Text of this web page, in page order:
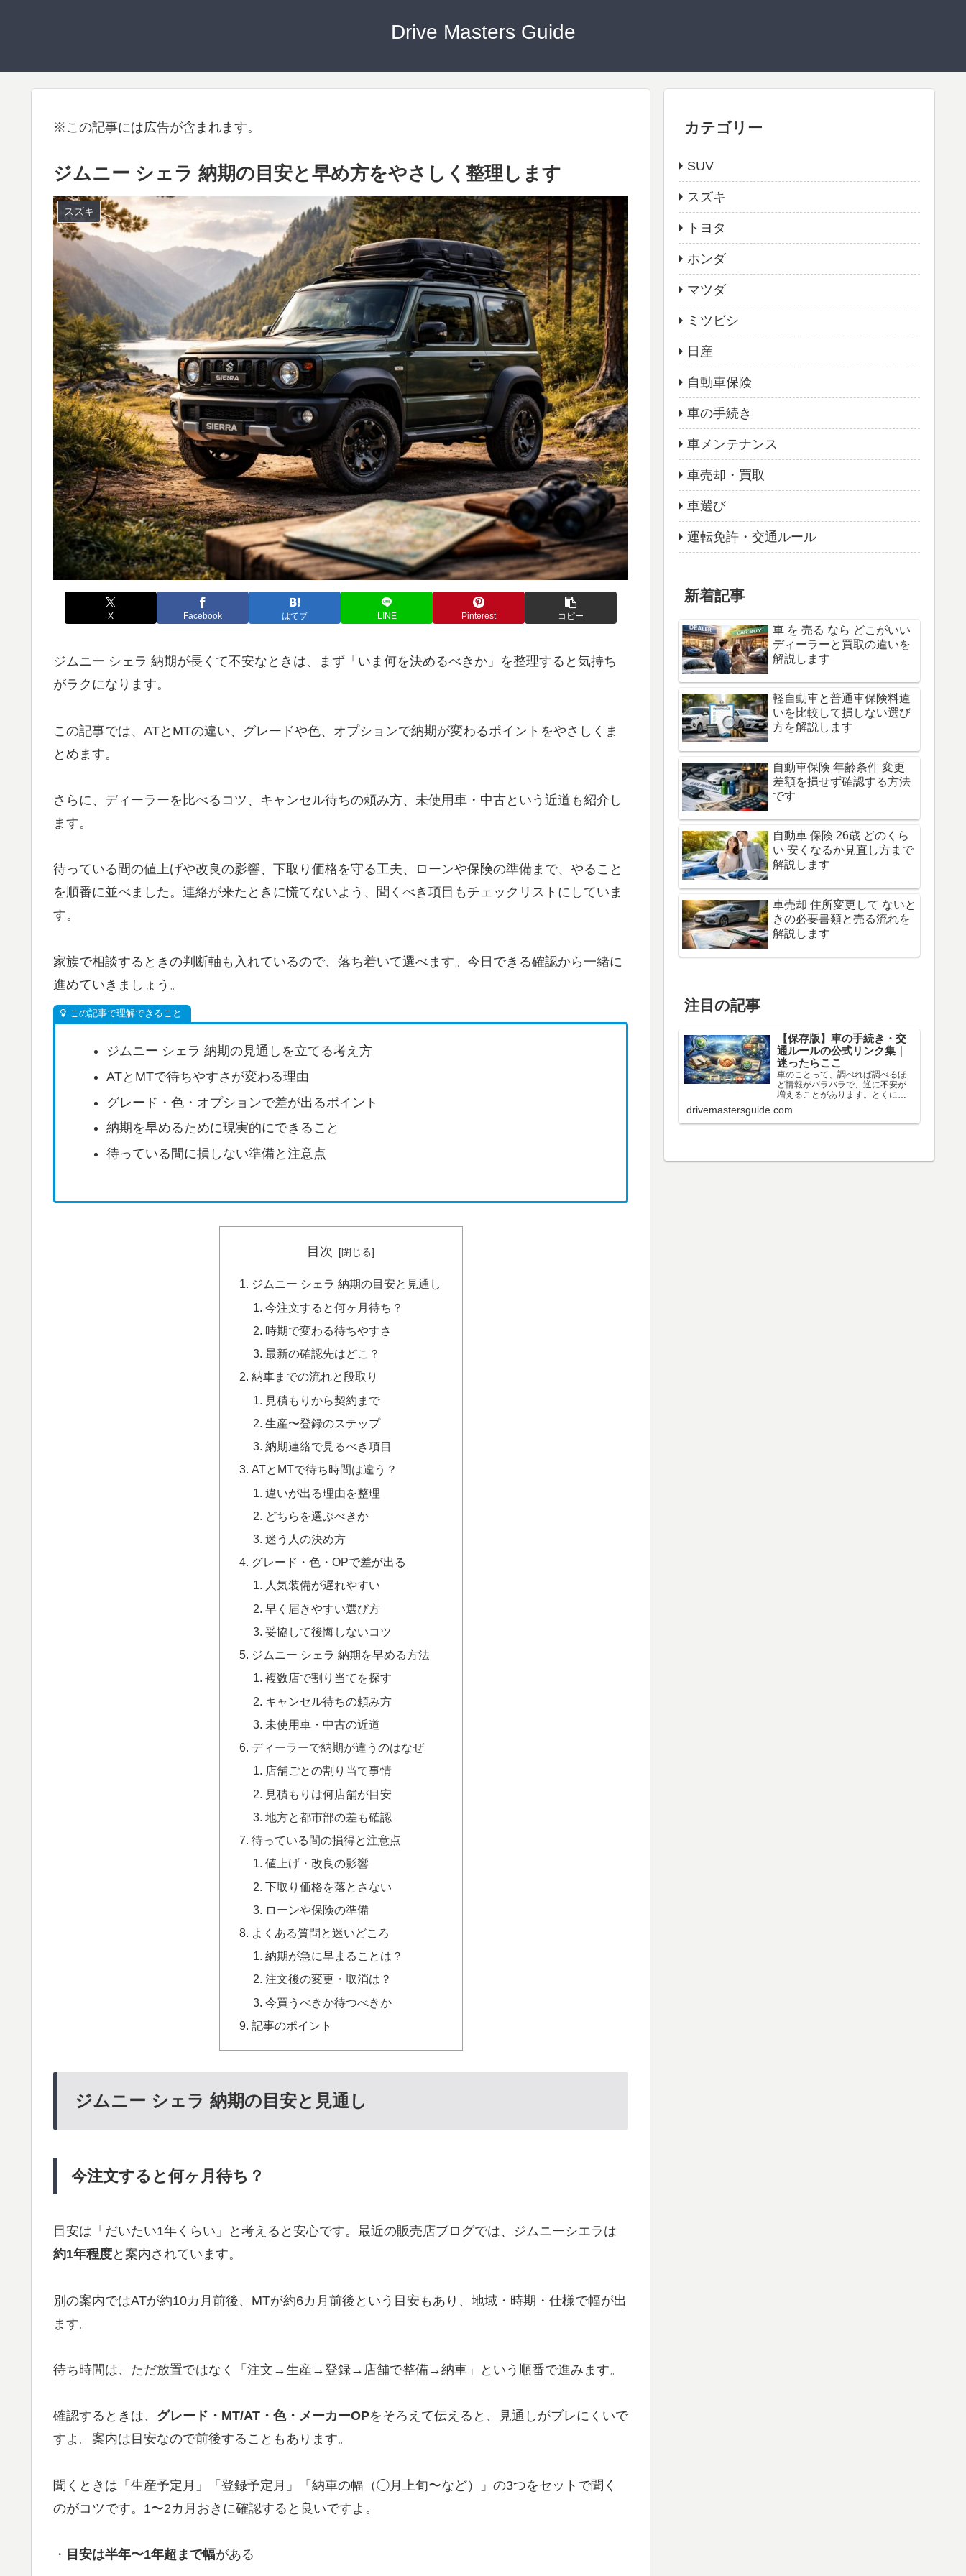
Drive Masters Guide
※この記事には広告が含まれます。
ジムニー シェラ 納期の目安と早め方をやさしく整理します
スズキ
X Facebook はてブ LINE Pinterest コピー
ジムニー シェラ 納期が長くて不安なときは、まず「いま何を決めるべきか」を整理すると気持ち
がラクになります。
この記事では、ATとMTの違い、グレードや色、オプションで納期が変わるポイントをやさしくま
とめます。
さらに、ディーラーを比べるコツ、キャンセル待ちの頼み方、未使用車・中古という近道も紹介し
ます。
待っている間の値上げや改良の影響、下取り価格を守る工夫、ローンや保険の準備まで、やること
を順番に並べました。連絡が来たときに慌てないよう、聞くべき項目もチェックリストにしていま
す。
家族で相談するときの判断軸も入れているので、落ち着いて選べます。今日できる確認から一緒に
進めていきましょう。
ジムニー シェラ 納期の見通しを立てる考え方
ATとMTで待ちやすさが変わる理由
グレード・色・オプションで差が出るポイント
納期を早めるために現実的にできること
待っている間に損しない準備と注意点
目次
ジムニー シェラ 納期の目安と見通し
今注文すると何ヶ月待ち？
時期で変わる待ちやすさ
最新の確認先はどこ？
納車までの流れと段取り
見積もりから契約まで
生産〜登録のステップ
納期連絡で見るべき項目
ATとMTで待ち時間は違う？
違いが出る理由を整理
どちらを選ぶべきか
迷う人の決め方
グレード・色・OPで差が出る
人気装備が遅れやすい
早く届きやすい選び方
妥協して後悔しないコツ
ジムニー シェラ 納期を早める方法
複数店で割り当てを探す
キャンセル待ちの頼み方
未使用車・中古の近道
ディーラーで納期が違うのはなぜ
店舗ごとの割り当て事情
見積もりは何店舗が目安
地方と都市部の差も確認
待っている間の損得と注意点
値上げ・改良の影響
下取り価格を落とさない
ローンや保険の準備
よくある質問と迷いどころ
納期が急に早まることは？
注文後の変更・取消は？
今買うべきか待つべきか
記事のポイント
ジムニー シェラ 納期の目安と見通し
今注文すると何ヶ月待ち？
目安は「だいたい1年くらい」と考えると安心です。最近の販売店ブログでは、ジムニーシエラは
約1年程度と案内されています。
別の案内ではATが約10カ月前後、MTが約6カ月前後という目安もあり、地域・時期・仕様で幅が出
ます。
待ち時間は、ただ放置ではなく「注文→生産→登録→店舗で整備→納車」という順番で進みます。
確認するときは、 グレード・MT/AT・色・メーカーOPをそろえて伝えると、見通しがブレにくいで
すよ。案内は目安なので前後することもあります。
聞くときは「生産予定月」「登録予定月」「納車の幅（◯月上旬〜など）」の3つをセットで聞く
のがコツです。1〜2カ月おきに確認すると良いですよ。
・ 目安は半年〜1年超まで幅がある
カテゴリー
SUV
スズキ
トヨタ
ホンダ
マツダ
ミツビシ
日産
自動車保険
車の手続き
車メンテナンス
車売却・買取
車選び
運転免許・交通ルール
新着記事
車 を 売る なら どこがいい
ディーラーと買取の違いを
解説します
軽自動車と普通車保険料違
いを比較して損しない選び
方を解説します
自動車保険 年齢条件 変更
差額を損せず確認する方法
です
自動車 保険 26歳 どのくら
い 安くなるか見直し方まで
解説します
車売却 住所変更して ないと
きの必要書類と売る流れを
解説します
注目の記事
【保存版】車の手続き・交
通ルールの公式リンク集｜
迷ったらここ
車のことって、調べれば調べるほ
ど情報がバラバラで、逆に不安が
増えることがあります。とくに
検」「高速料金」みたいなテーマ
は、間違えると時間もお金も損し
drivemastersguide.com